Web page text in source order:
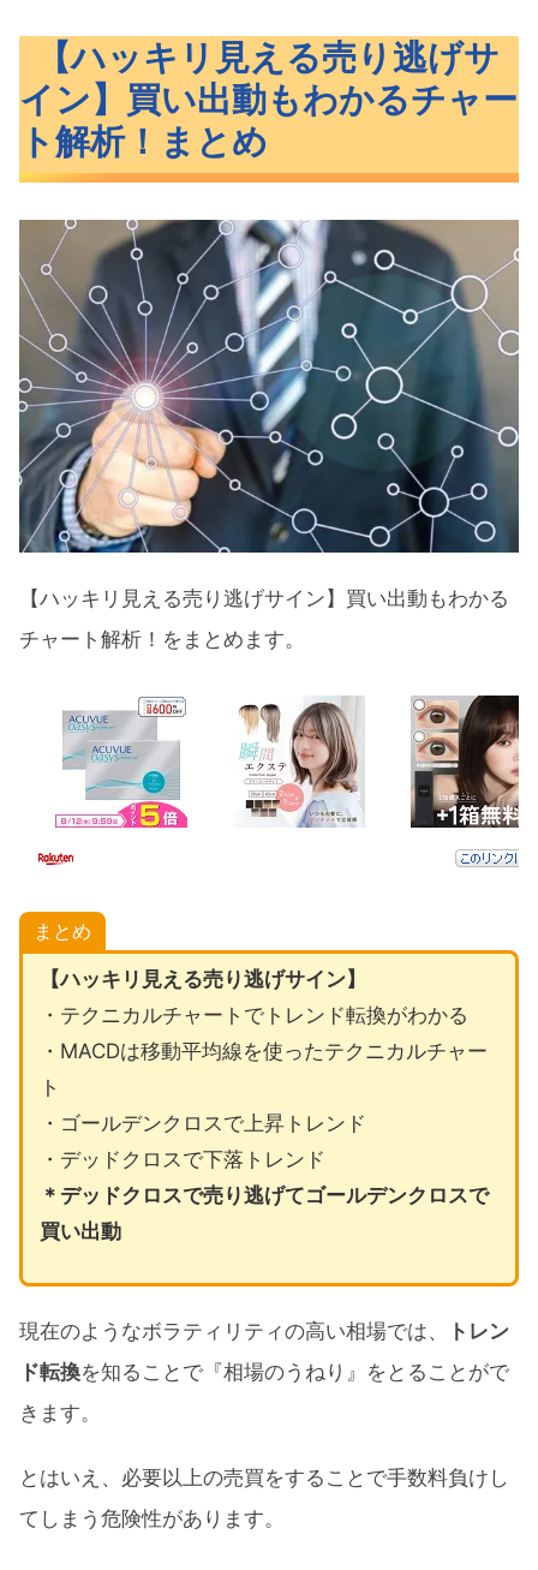
【ハッキリ見える売り逃げサ
イン】買い出動もわかるチャー
ト解析！まとめ
【ハッキリ見える売り逃げサイン】買い出動もわかる
チャート解析！をまとめます。
まとめ
【ハッキリ見える売り逃げサイン】
・テクニカルチャートでトレンド転換がわかる
・MACDは移動平均線を使ったテクニカルチャー
ト
・ゴールデンクロスで上昇トレンド
・デッドクロスで下落トレンド
＊デッドクロスで売り逃げてゴールデンクロスで
買い出動
現在のようなボラティリティの高い相場では、
トレン
ド転換を知ることで『相場のうねり』をとることがで
きます。
とはいえ、必要以上の売買をすることで手数料負けし
てしまう危険性があります。